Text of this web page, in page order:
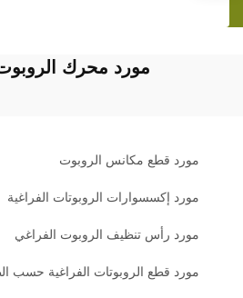
مورد محرك
مورد قطع مكانس الروبوت
مورد إكسسوارات الروبوتات الفراغية
مورد رأس تنظيف الروبوت الفراغي
مورد قطع الروبوتات الفراغية حسب